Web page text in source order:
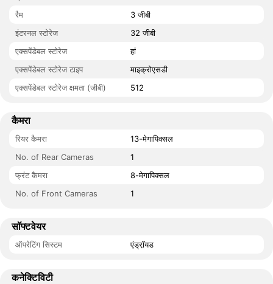
रैम
3 जीबी
इंटरनल स्टोरेज
32 जीबी
एक्सपेंडेबल स्टोरेज
हां
एक्सपेंडेबल स्टोरेज टाइप
माइक्रोएसडी
एक्सपेंडेबल स्टोरेज क्षमता (जीबी)
512
कैमरा
रियर कैमरा
13-मेगापिक्सल
No. of Rear Cameras
1
फ्रंट कैमरा
8-मेगापिक्सल
No. of Front Cameras
1
सॉफ्टवेयर
ऑपरेटिंग सिस्टम एंड्रॉ़यड
कनेक्टिविटी